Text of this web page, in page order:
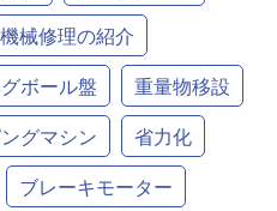
機械修理の紹介
ボール盤
重量物移設
グマシン
省力化
ブレーキモーター